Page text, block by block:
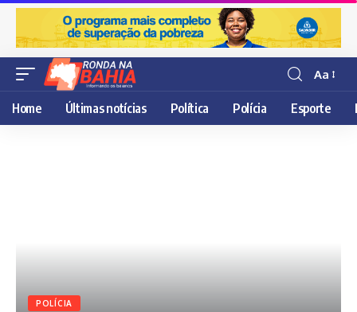
Resisor
de
fonte
Aa
Home Últimas notícias Política Polícia Esporte
POLÍCIA